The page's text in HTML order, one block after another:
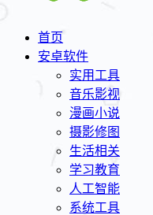
首页
安卓软件
实用工具
音乐影视
漫画小说
摄影修图
生活相关
学习教育
人工智能
系统工具